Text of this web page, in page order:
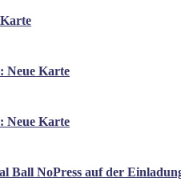
Neue Karte
Neue Karte
Ball NoPress auf der